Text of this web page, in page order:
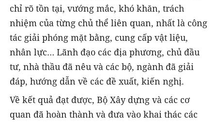
chỉ rõ tồn tại, vướng mắc, khó khăn, trách
nhiệm của từng chủ thể liên quan, nhất là công
tác giải phóng mặt bằng, cung cấp vật liệu,
nhân lực… Lãnh đạo các địa phương, chủ đầu
tư, nhà thầu đã nêu và các bộ, ngành đã giải
đáp, hướng dẫn về các đề xuất, kiến nghị.
Về kết quả đạt được, Bộ Xây dựng và các cơ
quan đã hoàn thành và đưa vào khai thác các